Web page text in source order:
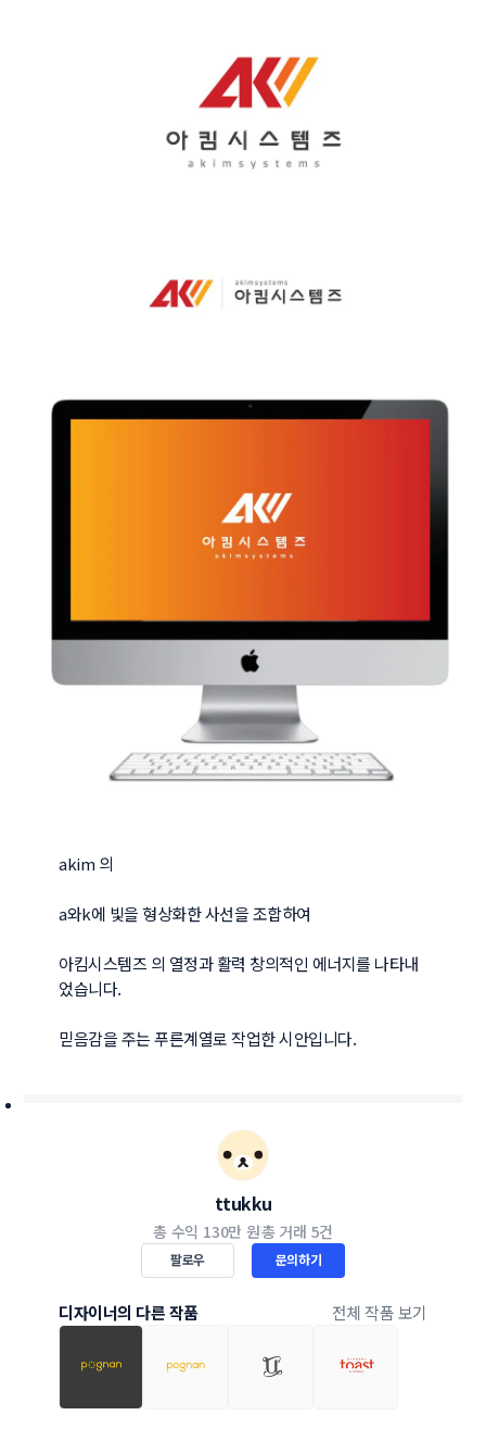
akim 의
a와k에 빛을 형상화한 사선을 조합하여
아킴시스템즈 의 열정과 활력 창의적인 에너지를 나타내
었습니다.
믿음감을 주는 푸른계열로 작업한 시안입니다.
ttukku
총 수익 130만 원총 거래 5건
팔로우 문의하기
디자이너의 다른 작품 전체 작품 보기